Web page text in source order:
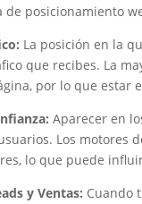
posicionamiento
La posición en la
que recibes. La
por lo que
Aparecer en
Los motores
lo que puede
y Ventas: Cuando